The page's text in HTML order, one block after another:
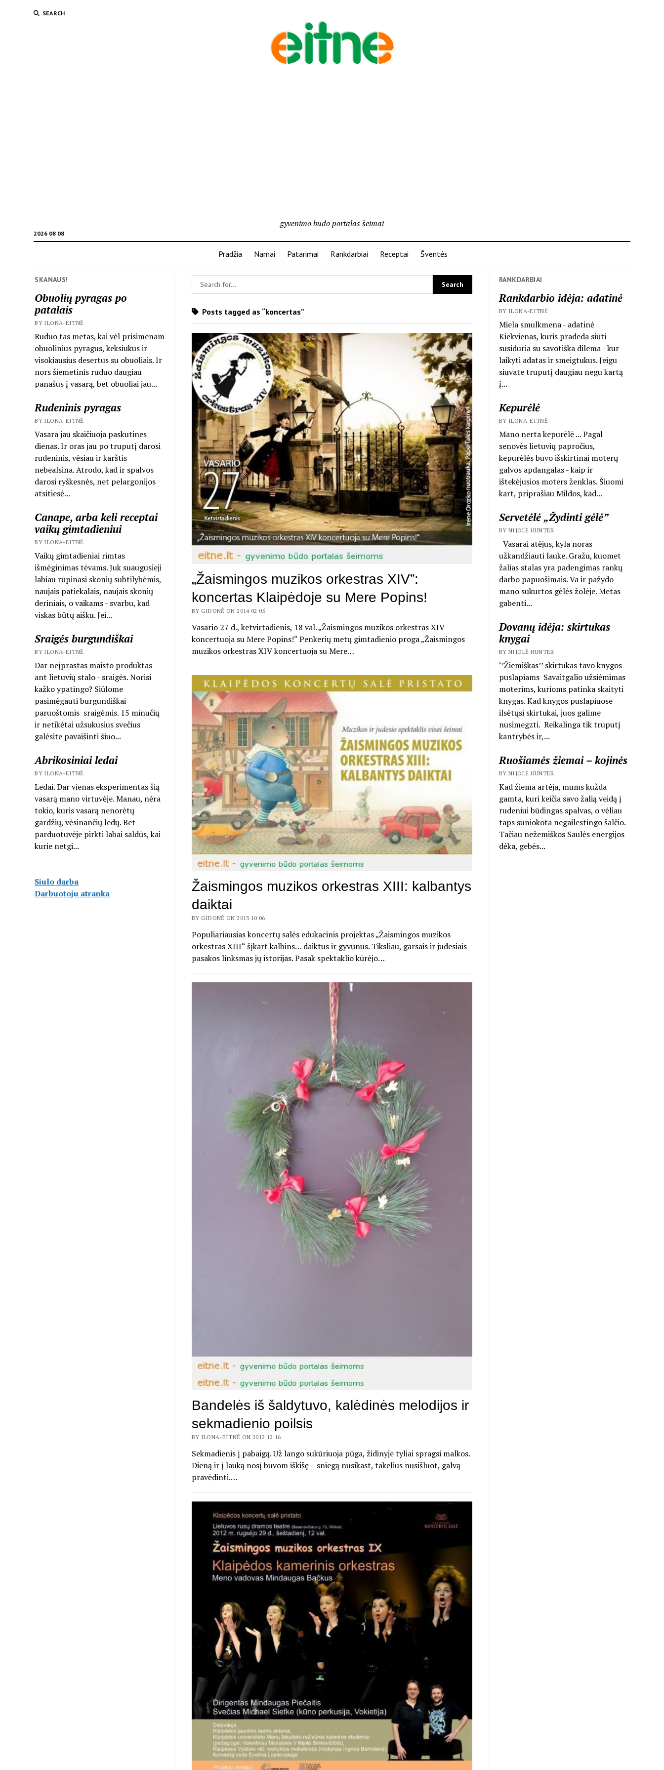
SEARCH
2026 08 08
gyvenimo būdo portalas šeimai
Pradžia Namai Patarimai Rankdarbiai Receptai Šventės
SKANAUS!
Obuolių pyragas po
patalais
BY ILONA-EITNĖ
Ruduo tas metas, kai vėl prisimenam
obuolinius pyragus, keksiukus ir
visokiausius desertus su obuoliais. Ir
nors šiemetinis ruduo daugiau
panašus į vasarą, bet obuoliai jau...
Rudeninis pyragas
BY ILONA-EITNĖ
Vasara jau skaičiuoja paskutines
dienas. Ir oras jau po truputį darosi
rudeninis, vėsiau ir karštis
nebealsina. Atrodo, kad ir spalvos
darosi ryškesnės, net pelargonijos
atsitiesė...
Canape, arba keli receptai
vaikų gimtadieniui
BY ILONA-EITNĖ
Vaikų gimtadieniai rimtas
išmėginimas tėvams. Juk suaugusieji
labiau rūpinasi skonių subtilybėmis,
naujais patiekalais, naujais skonių
deriniais, o vaikams - svarbu, kad
viskas būtų aišku. Jei...
Sraigės burgundiškai
BY ILONA-EITNĖ
Dar neįprastas maisto produktas
ant lietuvių stalo - sraigės. Norisi
kažko ypatingo? Siūlome
pasimėgauti burgundiškai
paruoštomis sraigėmis. 15 minučių
ir netikėtai užsukusius svečius
galėsite pavaišinti šiuo...
Abrikosiniai ledai
BY ILONA-EITNĖ
Ledai. Dar vienas eksperimentas šią
vasarą mano virtuvėje. Manau, nėra
tokio, kuris vasarą nenorėtų
gardžių, vėsinančių ledų. Bet
parduotuvėje pirkti labai saldūs, kai
kurie netgi...
Siulo darba
Darbuotoju atranka
Posts tagged as “koncertas”
„Žaismingos muzikos orkestras XIV”:
koncertas Klaipėdoje su Mere Popins!
BY GIDONĖ ON 2014 02 05
Vasario 27 d., ketvirtadienis, 18 val. „Žaismingos muzikos orkestras XIV
koncertuoja su Mere Popins!“ Penkerių metų gimtadienio proga „Žaismingos
muzikos orkestras XIV koncertuoja su Mere…
Žaismingos muzikos orkestras XIII: kalbantys
daiktai
BY GIDONĖ ON 2013 10 06
Populiariausias koncertų salės edukacinis projektas „Žaismingos muzikos
orkestras XIII“ šįkart kalbins… daiktus ir gyvūnus. Tiksliau, garsais ir judesiais
pasakos linksmas jų istorijas. Pasak spektaklio kūrėjo…
Bandelės iš šaldytuvo, kalėdinės melodijos ir
sekmadienio poilsis
BY ILONA-EITNĖ ON 2012 12 16
Sekmadienis į pabaigą. Už lango sukūriuoja pūga, židinyje tyliai spragsi malkos.
Dieną ir į lauką nosį buvom iškišę – sniegą nusikast, takelius nusišluot, galvą
pravėdinti.…
RANKDARBIAI
Rankdarbio idėja: adatinė
BY ILONA-EITNĖ
Miela smulkmena - adatinė
Kiekvienas, kuris pradeda siūti
susiduria su savotiška dilema - kur
laikyti adatas ir smeigtukus. Jeigu
siuvate truputį daugiau negu kartą
į...
Kepurėlė
BY ILONA-EITNĖ
Mano nerta kepurėlė ... Pagal
senovės lietuvių papročius,
kepurėlės buvo išskirtinai moterų
galvos apdangalas - kaip ir
ištekėjusios moters ženklas. Šiuomi
kart, priprašiau Mildos, kad...
Servetėlė „Žydinti gėlė”
BY NIJOLĖ HUNTER
Vasarai atėjus, kyla noras
užkandžiauti lauke. Gražu, kuomet
žalias stalas yra padengimas rankų
darbo papuošimais. Va ir pažydo
mano sukurtos gėlės žolėje. Metas
gabenti...
Dovanų idėja: skirtukas
knygai
BY NIJOLĖ HUNTER
‘’Žiemiškas’’ skirtukas tavo knygos
puslapiams Savaitgalio užsiėmimas
moterims, kurioms patinka skaityti
knygas. Kad knygos puslapiuose
ilsėtųsi skirtukai, juos galime
nusimegzti. Reikalinga tik truputį
kantrybės ir,...
Ruošiamės žiemai – kojinės
BY NIJOLĖ HUNTER
Kad žiema artėja, mums kužda
gamta, kuri keičia savo žalią veidą į
rudeniui būdingas spalvas, o vėliau
taps suniokota negailestingo šalčio.
Tačiau nežemiškos Saulės energijos
dėka, gebės...